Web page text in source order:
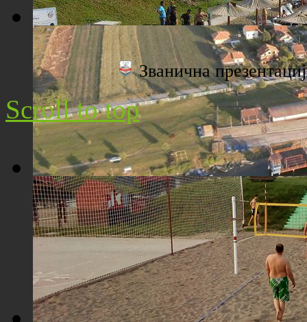
Плажа "Топољар" - Поглед са торња
Плажа "Топољар" - Поглед из ваздуха
Званична
Scroll to top